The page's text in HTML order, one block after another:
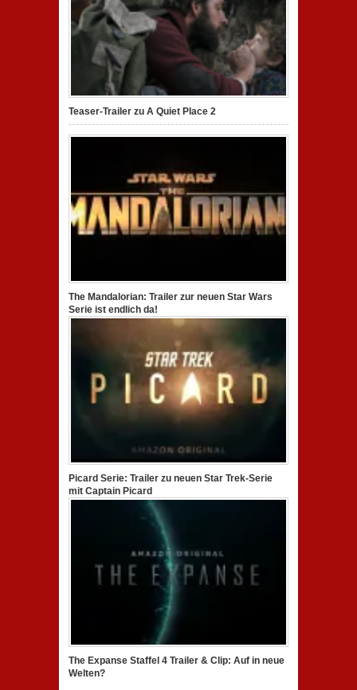
Teaser-Trailer zu A Quiet Place 2
The Mandalorian: Trailer zur neuen Star Wars
Serie ist endlich da!
Picard Serie: Trailer zu neuen Star Trek-Serie
mit Captain Picard
The Expanse Staffel 4 Trailer & Clip: Auf in neue
Welten?